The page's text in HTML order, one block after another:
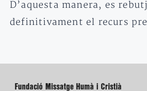
D’aquesta manera, es
definitivament el recurs
Fundació Missatge Humà i Cristià